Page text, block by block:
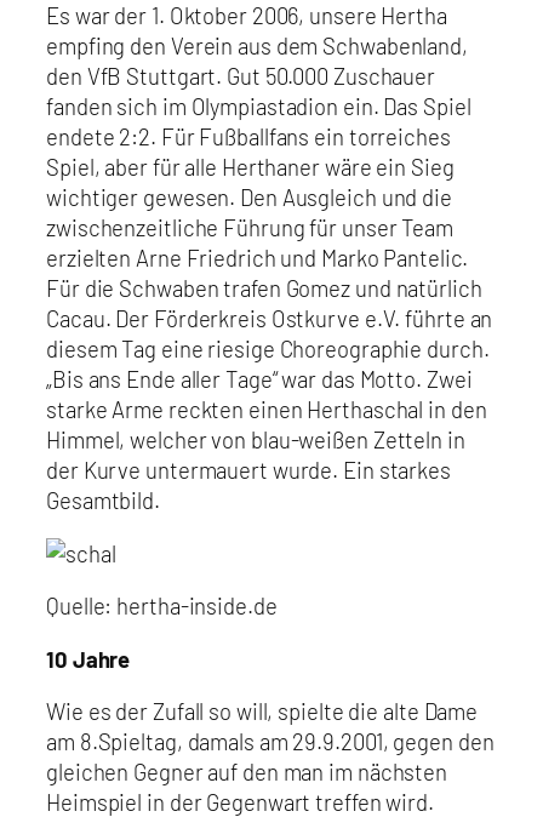
Es war der 1. Oktober 2006, unsere Hertha
empfing den Verein aus dem Schwabenland,
den VfB Stuttgart. Gut 50.000 Zuschauer
fanden sich im Olympiastadion ein. Das Spiel
endete 2:2. Für Fußballfans ein torreiches
Spiel, aber für alle Herthaner wäre ein Sieg
wichtiger gewesen. Den Ausgleich und die
zwischenzeitliche Führung für unser Team
erzielten Arne Friedrich und Marko Pantelic.
Für die Schwaben trafen Gomez und natürlich
Cacau. Der Förderkreis Ostkurve e.V. führte an
diesem Tag eine riesige Choreographie durch.
„Bis ans Ende aller Tage“ war das Motto. Zwei
starke Arme reckten einen Herthaschal in den
Himmel, welcher von blau-weißen Zetteln in
der Kurve untermauert wurde. Ein starkes
Gesamtbild.
Quelle: hertha-inside.de
10 Jahre
Wie es der Zufall so will, spielte die alte Dame
am 8.Spieltag, damals am 29.9.2001, gegen den
gleichen Gegner auf den man im nächsten
Heimspiel in der Gegenwart treffen wird.